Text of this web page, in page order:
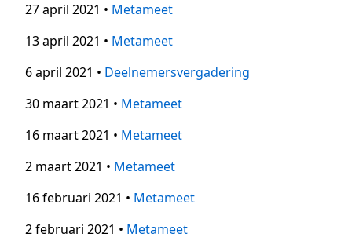
27 april 2021 • Metameet
13 april 2021 • Metameet
6 april 2021 • Deelnemersvergadering
30 maart 2021 • Metameet
16 maart 2021 • Metameet
2 maart 2021 • Metameet
16 februari 2021 • Metameet
2 februari 2021 • Metameet